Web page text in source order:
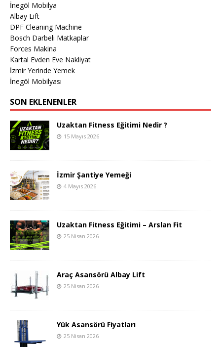
İnegöl Mobilya
Albay Lift
DPF Cleaning Machine
Bosch Darbeli Matkaplar
Forces Makina
Kartal Evden Eve Nakliyat
İzmir Yerinde Yemek
İnegöl Mobilyası
SON EKLENENLER
Uzaktan Fitness Eğitimi Nedir ?
15 Mayıs 2026
İzmir Şantiye Yemeği
4 Mayıs 2026
Uzaktan Fitness Eğitimi – Arslan Fit
25 Nisan 2026
Araç Asansörü Albay Lift
25 Nisan 2026
Yük Asansörü Fiyatları
25 Nisan 2026